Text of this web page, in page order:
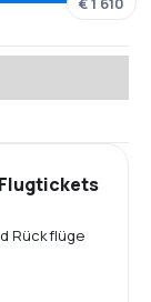
Rückflüge